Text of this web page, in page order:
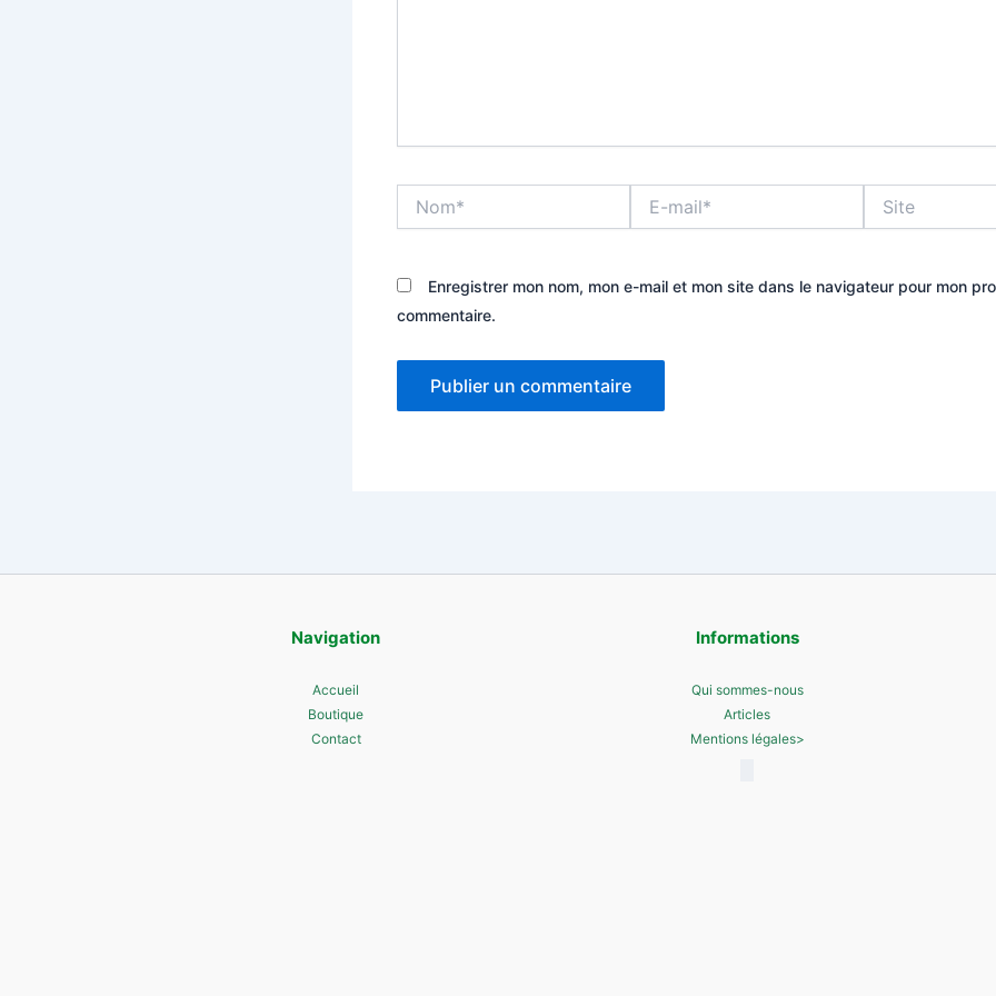
mail*
Enregistrer mon nom, mon e-mail et mon site dans le navigateur pour mon
commentaire.
Navigation
Accueil
Boutique
Contact
Informations
Qui sommes-nous
Articles
Mentions légales>